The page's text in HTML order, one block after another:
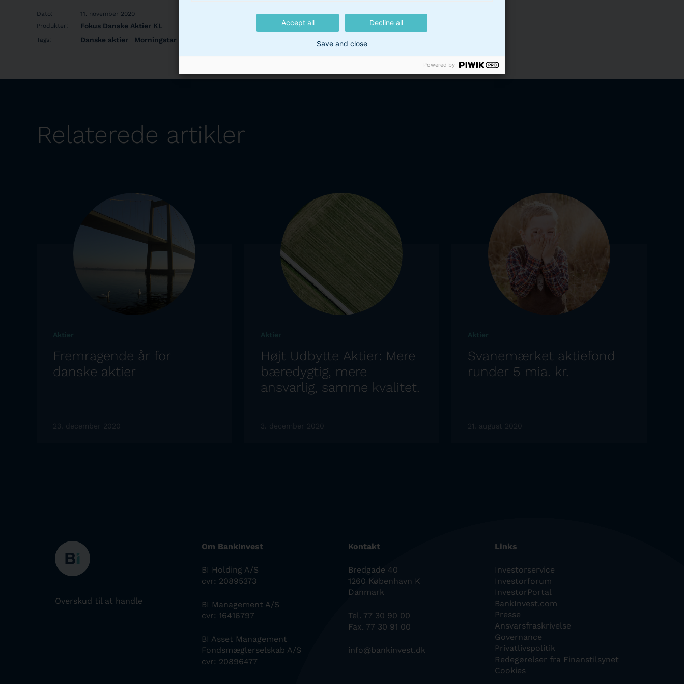
Dato:
11. november 2020
Produkter:
Fokus Danske Aktier KL
Tags: Danske aktier Morningstar
Relaterede artikler
Aktier
Fremragende år for
danske aktier
23. december 2020
Aktier
Højt Udbytte Aktier: Mere
bæredygtig, mere
ansvarlig, samme kvalitet.
3. december 2020
Aktier
Svanemærket aktiefond
runder 5 mia. kr.
21. august 2020
Overskud til at handle
Om BankInvest
BI Holding A/S
cvr: 20895373
BI Management A/S
cvr: 16416797
BI Asset Management
Fondsmæglerselskab A/S
cvr: 20896477
Kontakt
Bredgade 40
1260 København K
Danmark
Tel. 77 30 90 00
Fax. 77 30 91 00
info@bankinvest.dk
Links
Investorservice
Investorforum
InvestorPortal
BankInvest.com
Presse
Ansvarsfraskrivelse
Governance
Privatlivspolitik
Redegørelser fra Finanstilsynet
Cookies
Accept all Decline all
Save and close
Powered by